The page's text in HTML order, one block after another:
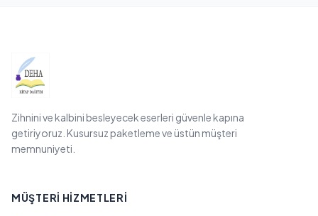
Zihnini ve kalbini besleyecek eserleri güvenle kapına
getiriyoruz. Kusursuz paketleme ve üstün müşteri
memnuniyeti.
MÜŞTERI HIZMETLERI